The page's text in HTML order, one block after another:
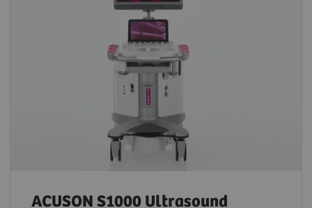
ACUSON S1000 Ultrasound